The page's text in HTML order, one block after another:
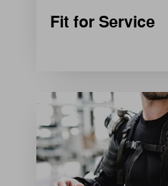
Fit for Service